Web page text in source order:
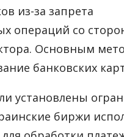
из-за запрета
операций со
Основным
банковских
установлены
биржи